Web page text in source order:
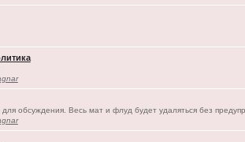
обсуждения. Весь мат и флуд будет удаляться без